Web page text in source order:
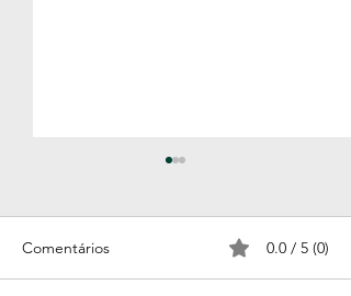
Comentários 0.0 / 5 (0)